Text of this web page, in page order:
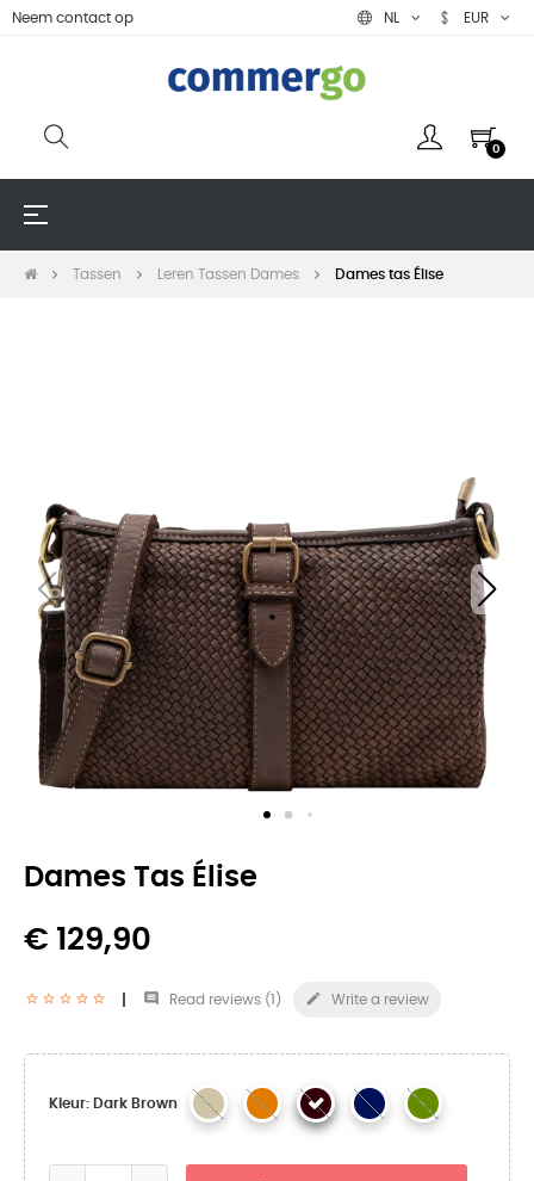
Neem contact op NL EUR
0
Toggle
☰
Tassen Leren Tassen Dames Dames tas Élise
Dames Tas Élise
€ 129,90
 Read reviews (1 )  Write a review
Kleur: Dark Brown